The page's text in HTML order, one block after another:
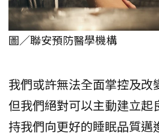
圖／聯安預防醫學機構
我們或許無法全面掌控及改
但我們絕對可以主動建立起
持我們向更好的睡眠品質邁